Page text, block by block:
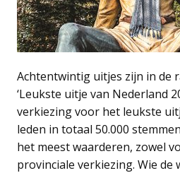
Achtentwintig uitjes zijn in de
‘Leukste uitje van Nederland
verkiezing voor het leukste
leden in totaal 50.000
het meest waarderen, zowel
provinciale verkiezing. Wie